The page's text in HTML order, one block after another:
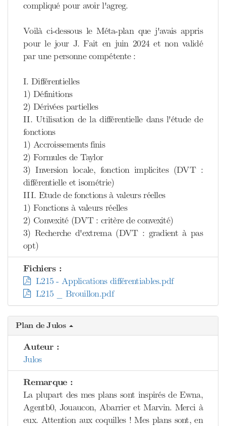
compliqué pour avoir l'agreg.
Voilà ci-dessous le Méta-plan que j'avais appris
pour le jour J. Fait en juin 2024 et non validé
par une personne compétente :
I. Différentielles
1) Définitions
2) Dérivées partielles
II. Utilisation de la différentielle dans l'étude de
fonctions
1) Accroissements finis
2) Formules de Taylor
3) Inversion locale, fonction implicites (DVT :
différentielle et isométrie)
III. Etude de fonctions à valeurs réelles
1) Fonctions à valeurs réelles
2) Convexité (DVT : critère de convexité)
3) Recherche d'extrema (DVT : gradient à pas
opt)
Fichiers :
L215 - Applications différentiables.pdf
L215 _ Brouillon.pdf
Plan de Julos
Auteur :
Julos
Remarque :
La plupart des mes plans sont inspirés de Ewna,
Agentb0, Jouaucon, Abarrier et Marvin. Merci à
eux. Attention aux coquilles ! Mes plans sont, en